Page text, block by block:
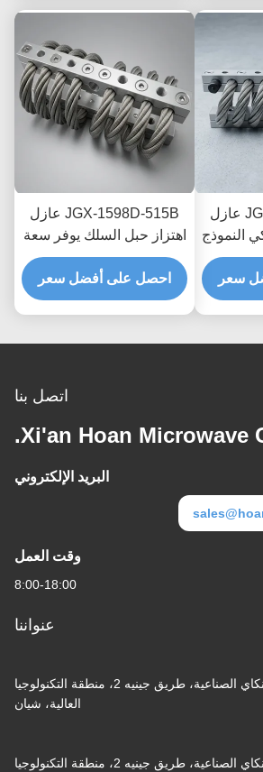
JGX-2228D-860B عازل
النموذج
سعر
JGX-1598D-515B عازل
اهتزاز حبل السلك يوفر سعة
تحميل قابلة للتطوير وعزل
الضوضاء المنقولة بالهيكل
احصل على أفضل سعر
اتصل بنا
Xi'an Hoan Microwave
البريد الإلكتروني
وقت العمل
8:00-18:00
عنواننا
F7، المبنى 2، حديقة شينكاي الصناعية، طريق جينيه 2، منطقة التكنولوجيا
العالية، شيان
F7، المبنى 2، حديقة شينكاي الصناعية، طريق جينيه 2، منطقة التكنولوجيا